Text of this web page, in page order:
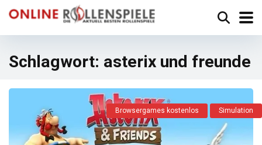
Schlagwort: asterix und freunde
Browsergames kostenlos Simulation